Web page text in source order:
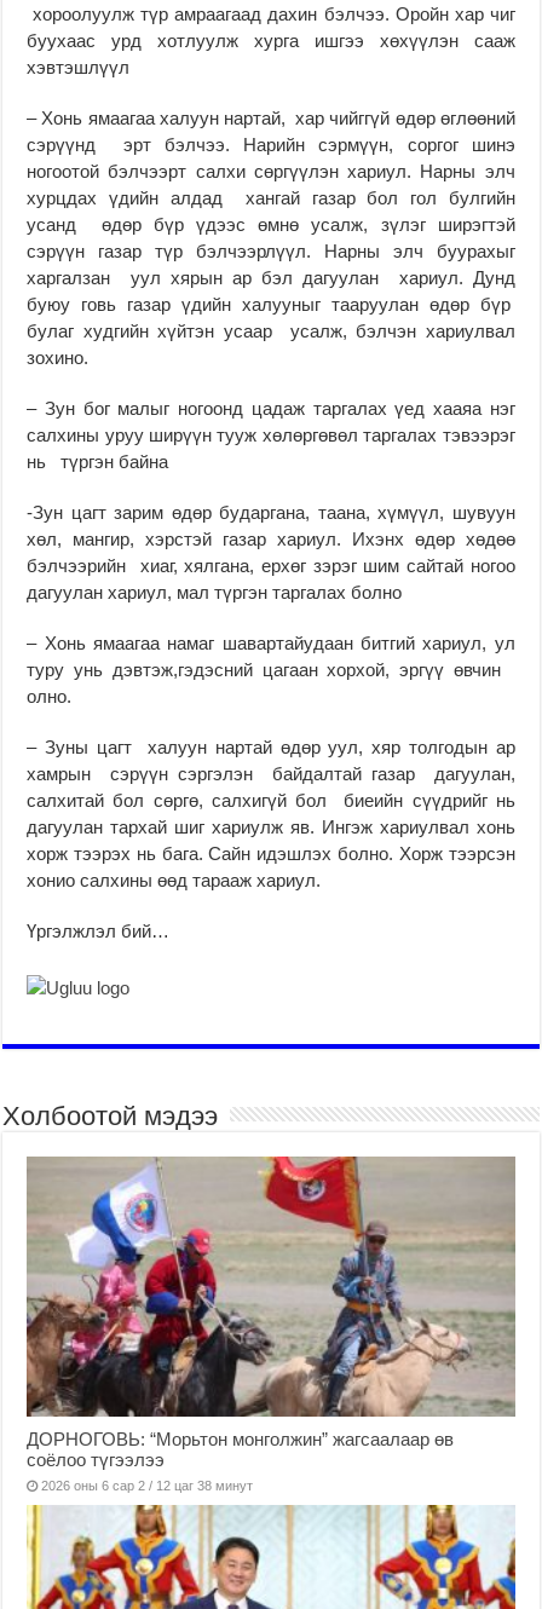
хороолуулж түр амраагаад дахин бэлчээ. Оройн хар чиг
буухаас урд хотлуулж хурга ишгээ хөхүүлэн сааж
хэвтэшлүүл
– Хонь ямаагаа халуун нартай, хар чийггүй өдөр өглөөний
сэрүүнд эрт бэлчээ. Нарийн сэрмүүн, соргог шинэ
ногоотой бэлчээрт салхи сөргүүлэн хариул. Нарны элч
хурцдах үдийн алдад хангай газар бол гол булгийн
усанд өдөр бүр үдээс өмнө усалж, зүлэг ширэгтэй
сэрүүн газар түр бэлчээрлүүл. Нарны элч буурахыг
харгалзан уул хярын ар бэл дагуулан хариул. Дунд
буюу говь газар үдийн халууныг тааруулан өдөр бүр
булаг худгийн хүйтэн усаар усалж, бэлчэн хариулвал
зохино.
– Зун бог малыг ногоонд цадаж таргалах үед хааяа нэг
салхины уруу ширүүн тууж хөлөргөвөл таргалах тэвээрэг
нь түргэн байна
-Зун цагт зарим өдөр бударгана, таана, хүмүүл, шувуун
хөл, мангир, хэрстэй газар хариул. Ихэнх өдөр хөдөө
бэлчээрийн хиаг, хялгана, ерхөг зэрэг шим сайтай ногоо
дагуулан хариул, мал түргэн таргалах болно
– Хонь ямаагаа намаг шавартайудаан битгий хариул, ул
туру унь дэвтэж,гэдэсний цагаан хорхой, эргүү өвчин
олно.
– Зуны цагт халуун нартай өдөр уул, хяр толгодын ар
хамрын сэрүүн сэргэлэн байдалтай газар дагуулан,
салхитай бол сөргө, салхигүй бол биеийн сүүдрийг нь
дагуулан тархай шиг хариулж яв. Ингэж хариулвал хонь
хорж тээрэх нь бага. Сайн идэшлэх болно. Хорж тээрсэн
хонио салхины өөд тарааж хариул.
Үргэлжлэл бий…
Холбоотой мэдээ
ДОРНОГОВЬ: “Морьтон монголжин” жагсаалаар өв
соёлоо түгээлээ
2026 оны 6 сар 2 / 12 цаг 38 минут